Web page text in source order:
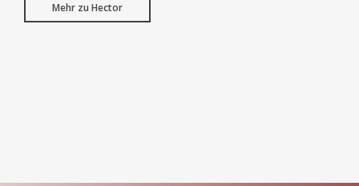
Mehr zu Hector